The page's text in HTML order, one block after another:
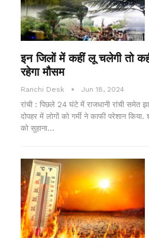
इन जिलों में कहीं लू चलेगी तो
रहेगा मौसम
Ranchi Desk Jun 18, 2024
रांची : पिछले 24 घंटे में राजधानी रांची समेत
दोपहर में लोगों को गर्मी ने काफी परेशान किया.
को सुहाना…